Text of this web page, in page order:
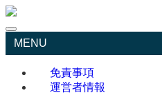
MENU
免責事項
運営者情報